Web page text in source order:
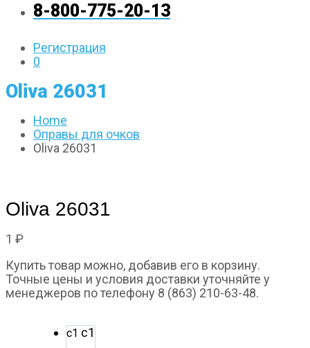
8-800-775-20-13
Регистрация
0
Oliva 26031
Home
Оправы для очков
Oliva 26031
Oliva 26031
1 ₽
Купить товар можно, добавив его в корзину.
Точные цены и условия доставки уточняйте у
менеджеров по телефону 8 (863) 210-63-48.
с1 с1